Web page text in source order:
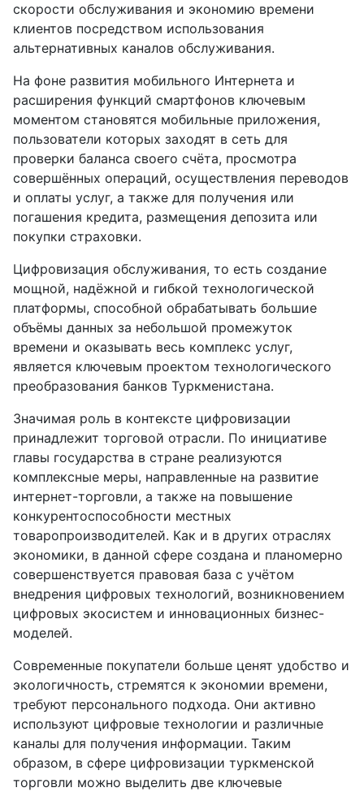
скорости обслуживания и экономию времени
клиентов посредством использования
альтернативных каналов обслуживания.
На фоне развития мобильного Интернета и
расширения функций смартфонов ключевым
моментом становятся мобильные приложения,
пользователи которых заходят в сеть для
проверки баланса своего счёта, просмотра
совершённых операций, осуществления переводов
и оплаты услуг, а также для получения или
погашения кредита, размещения депозита или
покупки страховки.
Цифровизация обслуживания, то есть создание
мощной, надёжной и гибкой технологической
платформы, способной обрабатывать большие
объёмы данных за небольшой промежуток
времени и оказывать весь комплекс услуг,
является ключевым проектом технологического
преобразования банков Туркменистана.
Значимая роль в контексте цифровизации
принадлежит торговой отрасли. По инициативе
главы государства в стране реализуются
комплексные меры, направленные на развитие
интернет-торговли, а также на повышение
конкурентоспособности местных
товаропроизводителей. Как и в других отраслях
экономики, в данной сфере создана и планомерно
совершенствуется правовая база с учётом
внедрения цифровых технологий, возникновением
цифровых экосистем и инновационных бизнес-
моделей.
Современные покупатели больше ценят удобство и
экологичность, стремятся к экономии времени,
требуют персонального подхода. Они активно
используют цифровые технологии и различные
каналы для получения информации. Таким
образом, в сфере цифровизации туркменской
торговли можно выделить две ключевые